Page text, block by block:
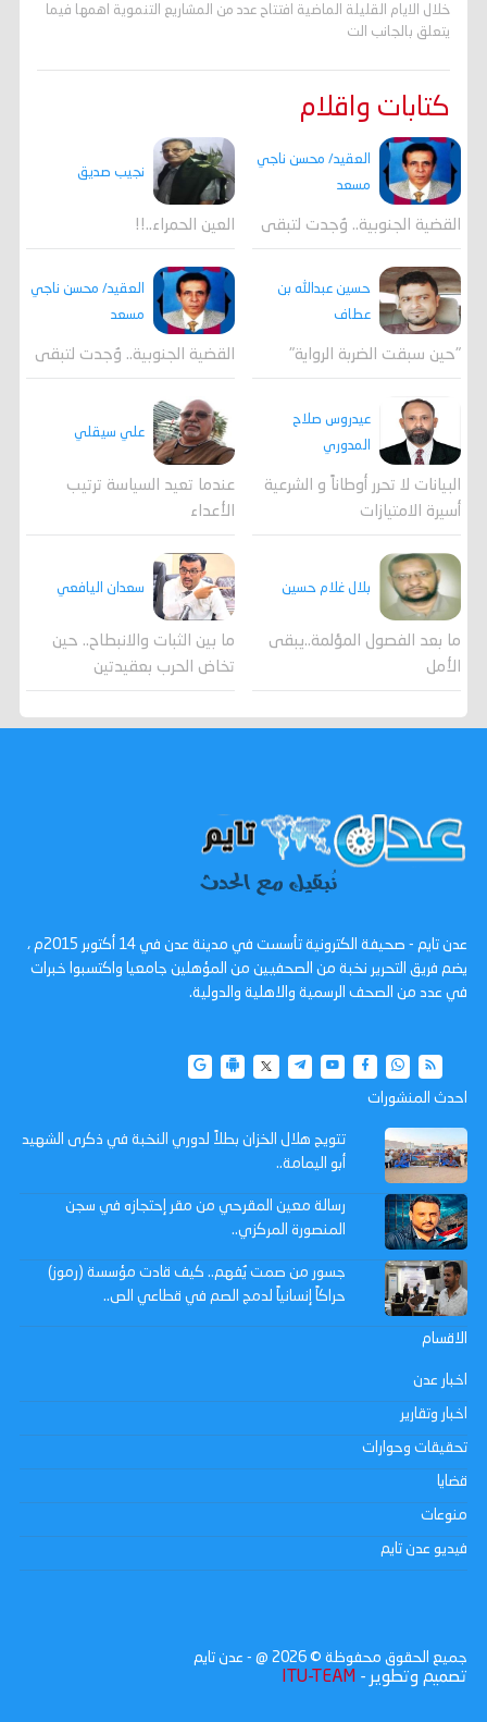
خلال الايام القليلة الماضية افتتاح عدد من المشاريع التنموية اهمها فيما
يتعلق بالجانب الت
كتابات واقلام
العقيد/ محسن ناجي
مسعد
القضية الجنوبية.. وُجدت لتبقى
نجيب صديق
العين الحمراء..!!
حسين عبدالله بن
عطاف
"حين سبقت الضربة الرواية"
العقيد/ محسن ناجي
مسعد
القضية الجنوبية.. وُجدت لتبقى
عيدروس صلاح
المدوري
البيانات لا تحرر أوطاناً و الشرعية
أسيرة الامتيازات
علي سيقلي
عندما تعيد السياسة ترتيب
الأعداء
بلال غلام حسين
ما بعد الفصول المؤلمة..يبقى
الأمل
سعدان اليافعي
ما بين الثبات والانبطاح.. حين
تخاض الحرب بعقيدتين
عدن تايم - صحيفة الكترونية تأسست في مدينة عدن في 14 أكتوبر 2015م ،
يضم فريق التحرير نخبة من الصحفيين من المؤهلين جامعيا واكتسبوا خبرات
في عدد من الصحف الرسمية والاهلية والدولية.
احدث المنشورات
تتويج هلال الخزان بطلاً لدوري النخبة في ذكرى الشهيد
أبو اليمامة..
رسالة معين المقرحي من مقر إحتجازه في سجن
المنصورة المركزي..
جسور من صمت يُفهم.. كيف قادت مؤسسة (رموز)
حراكاً إنسانياً لدمج الصم في قطاعي الص..
الاقسام
اخبار عدن
اخبار وتقارير
تحقيقات وحوارات
قضايا
منوعات
فيديو عدن تايم
جميع الحقوق محفوظة © 2026 @ - عدن تايم
تصميم وتطوير - ITU-TEAM